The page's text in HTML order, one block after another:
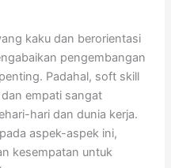
kaku dan berorientasi
pengembangan
Padahal, soft skill
empati sangat
hari dan dunia kerja.
aspek-aspek ini,
kesempatan untuk